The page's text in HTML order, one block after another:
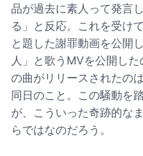
品が過去に素人って発言
る」と反応。これを受け
と題した謝罪動画を公開
人」と歌うMVを公開し
の曲がリリースされたの
同日のこと。この騒動を
が、こういった奇跡的な
らではなのだろう。